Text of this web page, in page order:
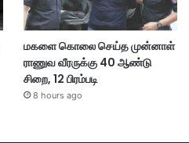
மகளை கொலை செய்த முன்னாள்
ராணுவ வீரருக்கு 40 ஆண்டு
சிறை, 12 பிரம்படி
8 hours ago